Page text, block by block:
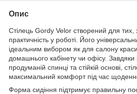
Опис
Стілець Gordy Velor створений для тих,
практичність у роботі. Його
ідеальним вибором як для салону
домашнього кабінету чи офісу. Завдяки
продуманій спинці та стійкій основі,
максимальний комфорт під час
Форма сидіння підтримує правильну